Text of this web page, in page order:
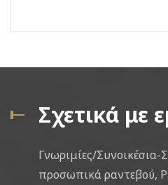
Σχετικά με
Γνωριμίες/Συνοικέσια-
προσωπικά ραντεβού,